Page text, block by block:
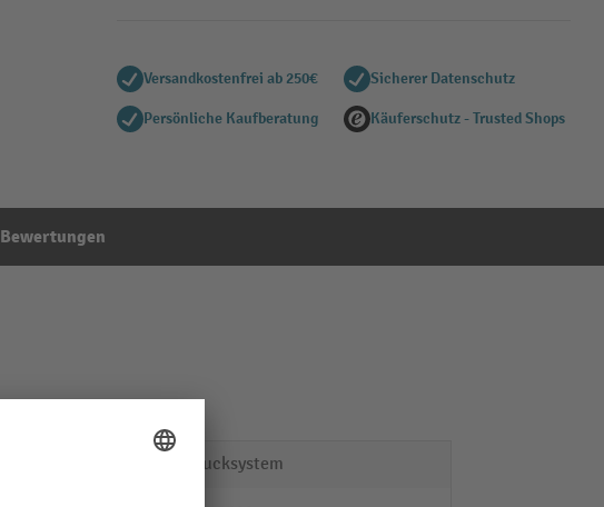
Versandkostenfrei ab 250€ Sicherer Datenschutz
Persönliche Kaufberatung Käuferschutz - Trusted Shops
Bewertungen
Luftdrucksystem